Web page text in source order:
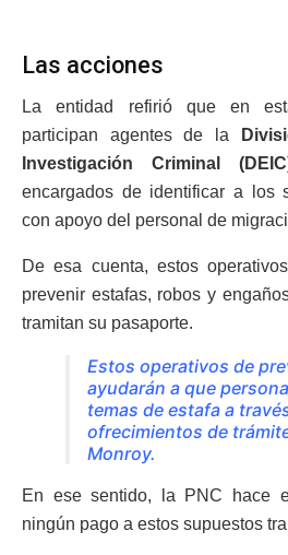
Las acciones
La entidad refirió que en
participan agentes de la
Investigación Criminal
encargados de identificar a los
con apoyo del personal de
De esa cuenta, estos
prevenir estafas, robos y
tramitan su pasaporte.
Estos operativos de
ayudarán a que
temas de estafa a
ofrecimientos de
Monroy.
En ese sentido, la PNC hace
ningún pago a estos supuestos